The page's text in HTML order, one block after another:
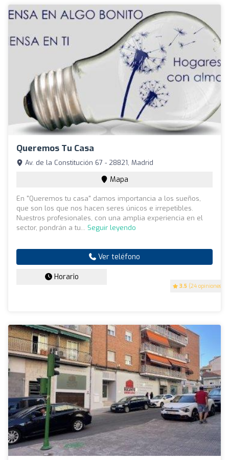
Queremos Tu Casa
3.5 (24 opiniones)
Av. de la Constitución 67 - 28821, Madrid
Mapa
En "Queremos tu casa" damos importancia a los sueños,
que son los que nos hacen seres únicos e irrepetibles.
Nuestros profesionales, con una amplia experiencia en el
sector, pondrán a tu... Seguir leyendo
Ver teléfono
Horario